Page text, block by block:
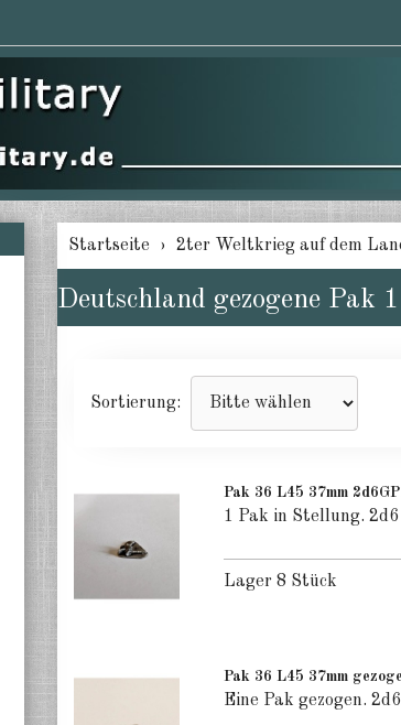
Startseite 2ter Weltkrieg auf dem
Deutschland gezogene Pak
Sortierung:
Pak 36 L45 37mm
1 Pak in Stellung. 2d6
Lager 8 Stück
Pak 36 L45 37mm
Eine Pak gezogen.